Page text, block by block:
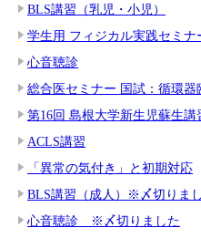
BLS講習（乳児・小児）
学生用 フィジカル実践セミナ
心音聴診
総合医セミナー 国試：循環
第16回 島根大学新生児蘇生講
ACLS講習
「異常の気付き」と初期対応
BLS講習（成人）※〆切りま
心音聴診 ※〆切りました